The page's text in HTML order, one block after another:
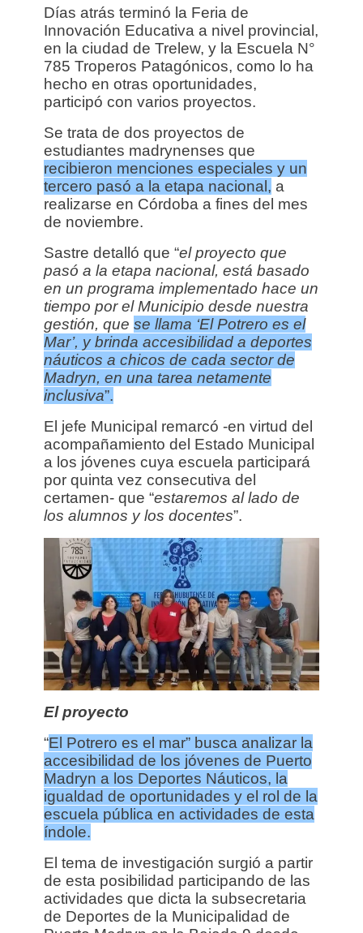
Días atrás terminó la Feria de
Innovación Educativa a nivel provincial,
en la ciudad de Trelew, y la Escuela N°
785 Troperos Patagónicos, como lo ha
hecho en otras oportunidades,
participó con varios proyectos.
Se trata de dos proyectos de
estudiantes madrynenses que
recibieron menciones especiales y un
tercero pasó a la etapa nacional, a
realizarse en Córdoba a fines del mes
de noviembre.
Sastre detalló que “el proyecto que
pasó a la etapa nacional, está basado
en un programa implementado hace un
tiempo por el Municipio desde nuestra
gestión, que se llama ‘El Potrero es el
Mar’, y brinda accesibilidad a deportes
náuticos a chicos de cada sector de
Madryn, en una tarea netamente
inclusiva”.
El jefe Municipal remarcó -en virtud del
acompañamiento del Estado Municipal
a los jóvenes cuya escuela participará
por quinta vez consecutiva del
certamen- que “estaremos al lado de
los alumnos y los docentes”.
El proyecto
“El Potrero es el mar” busca analizar la
accesibilidad de los jóvenes de Puerto
Madryn a los Deportes Náuticos, la
igualdad de oportunidades y el rol de la
escuela pública en actividades de esta
índole.
El tema de investigación surgió a partir
de esta posibilidad participando de las
actividades que dicta la subsecretaria
de Deportes de la Municipalidad de